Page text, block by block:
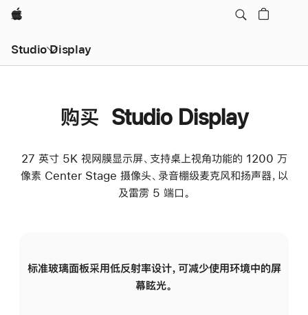
Apple
Studio Display
购买 Studio Display
27 英寸 5K 视网膜显示屏、支持桌上视角功能的 1200 万
像素 Center Stage 摄像头、录音棚级麦克风和扬声器，以
及雷雳 5 端口。
标准玻璃面板采用低反射率设计，可减少使用环境中的屏
幕眩光。